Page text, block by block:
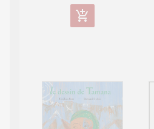
add_shopping_cart